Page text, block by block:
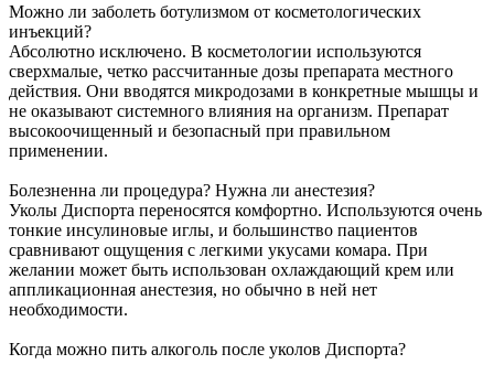
Можно ли заболеть ботулизмом от косметологических
инъекций?
Абсолютно исключено. В косметологии используются
сверхмалые, четко рассчитанные дозы препарата местного
действия. Они вводятся микродозами в конкретные мышцы и
не оказывают системного влияния на организм. Препарат
высокоочищенный и безопасный при правильном
применении.
Болезненна ли процедура? Нужна ли анестезия?
Уколы Диспорта переносятся комфортно. Используются очень
тонкие инсулиновые иглы, и большинство пациентов
сравнивают ощущения с легкими укусами комара. При
желании может быть использован охлаждающий крем или
аппликационная анестезия, но обычно в ней нет
необходимости.
Когда можно пить алкоголь после уколов Диспорта?